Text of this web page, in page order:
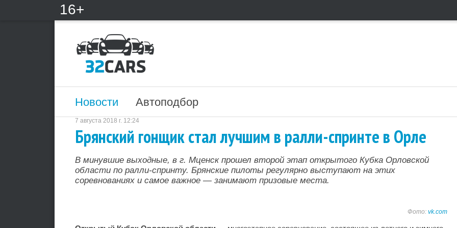
16+
Новости Автоподбор
7 августа 2018 г. 12:24
Брянский гонщик стал лучшим в ралли-спринте в Орле
В минувшие выходные, в г. Мценск прошел второй этап открытого Кубка Орловской
области по ралли-спринту. Брянские пилоты регулярно выступают на этих
соревнованиях и самое важное — занимают призовые места.
Фото: vk.com